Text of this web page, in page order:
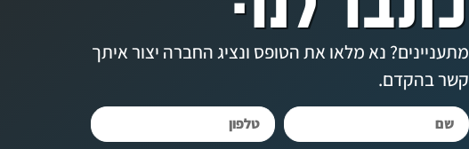
מתעניינים? נא מלאו את הטופס ונציג החברה יצור איתך
קשר בהקדם.